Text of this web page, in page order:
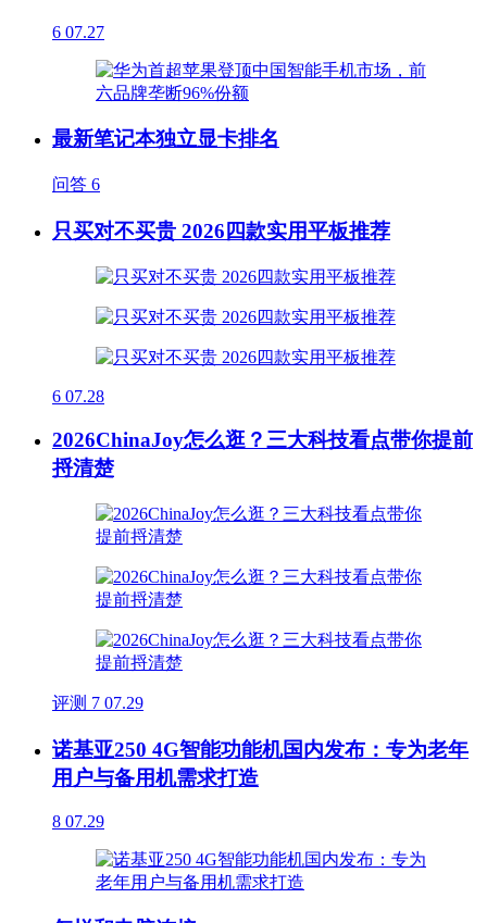
6 07.27
最新笔记本独立显卡排名
问答 6
只买对不买贵 2026四款实用平板推荐
6 07.28
2026ChinaJoy怎么逛？三大科技看点带你提前
捋清楚
评测 7 07.29
诺基亚250 4G智能功能机国内发布：专为老年
用户与备用机需求打造
8 07.29